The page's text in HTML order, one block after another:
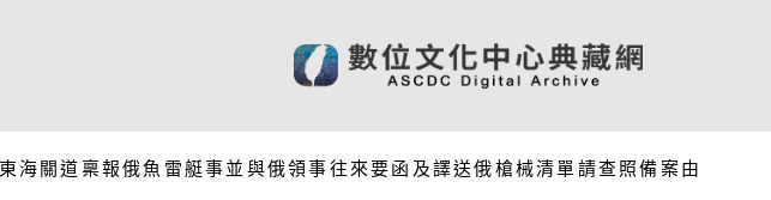
東海關道稟報俄魚雷艇事並與俄領事往來要函及譯送俄槍械清單請查照備案由